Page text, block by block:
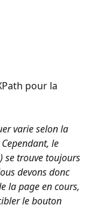
pour la
varie selon la
le
se trouve toujours
devons donc
la page en cours,
le bouton